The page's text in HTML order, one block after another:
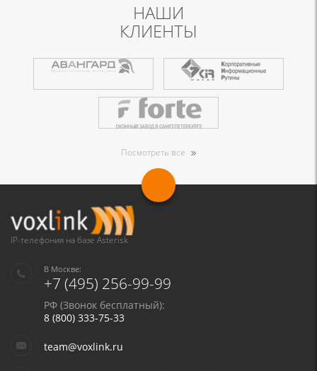
НАШИ
КЛИЕНТЫ
Посмотреть все
IP-телефония на базе Asterisk
В Москве:
+7 (495) 256-99-99
РФ (Звонок бесплатный):
8 (800) 333-75-33
team@voxlink.ru